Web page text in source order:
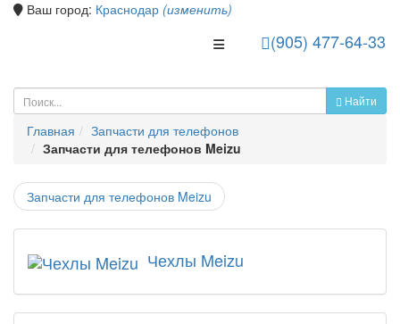
Ваш город: Краснодар (изменить)
(905) 477-64-33
Toggle Navigation
Найти
Главная
Запчасти для телефонов
Запчасти для телефонов Meizu
Запчасти для телефонов Meizu
Чехлы Meizu